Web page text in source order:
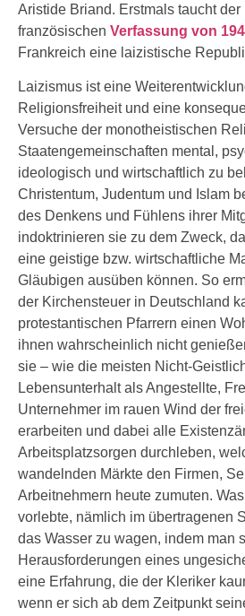
Aristide Briand. Erstmals taucht
französischen Verfassung von
Frankreich eine laizistische
Laizismus ist eine
Religionsfreiheit und eine
Versuche der monotheistischen
Staatengemeinschaften mental,
ideologisch und wirtschaftlich zu
Christentum, Judentum und Islam
des Denkens und Fühlens ihrer
indoktrinieren sie zu dem Zweck,
eine geistige bzw. wirtschaftliche
Gläubigen ausüben können. So
der Kirchensteuer in Deutschland
protestantischen Pfarrern einen
ihnen wahrscheinlich nicht
sie – wie die meisten Nicht-
Lebensunterhalt als Angestellte,
Unternehmer im rauen Wind der
erarbeiten und dabei alle
Arbeitsplatzsorgen durchleben,
wandelnden Märkte den Firmen,
Arbeitnehmern heute zumuten.
vorlebte, nämlich im übertragenen
das Wasser zu wagen, indem man
Herausforderungen eines
eine Erfahrung, die der Kleriker
wenn er sich ab dem Zeitpunkt